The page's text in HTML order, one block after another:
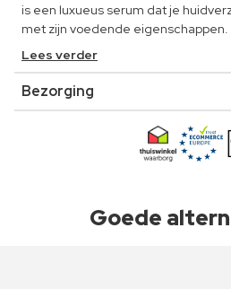
is een luxueus serum dat je
met zijn voedende eigenschappen.
Lees verder
Bezorging
Goede